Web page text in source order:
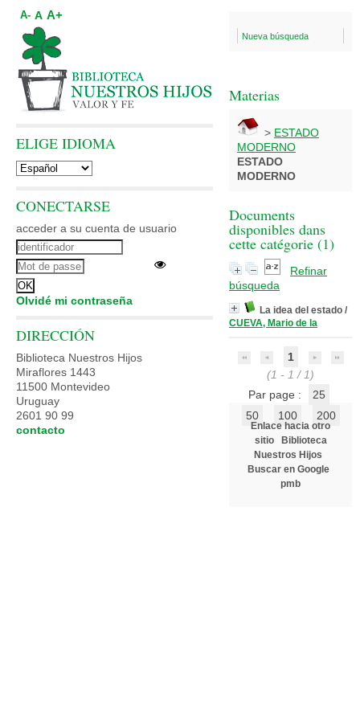
Nueva búsqueda
Materias
> ESTADO
MODERNO
ESTADO
MODERNO
Documents
disponibles dans
cette catégorie (1)
Refinar
búsqueda
La idea del estado /
CUEVA, Mario de la
1
(1 - 1 / 1)
Par page :
25
50
100 200
Enlace hacia otro
sitio
Biblioteca
Nuestros Hijos
Buscar en Google
pmb
A- A A+
ELIGE IDIOMA
CONECTARSE
acceder a su cuenta de usuario
Olvidé mi contraseña
DIRECCIÓN
Biblioteca Nuestros Hijos
Miraflores 1443
11500 Montevideo
Uruguay
2601 90 99
contacto